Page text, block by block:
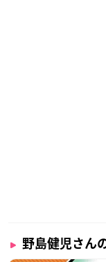
野島健児さん